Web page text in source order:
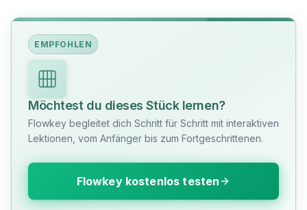
EMPFOHLEN
Möchtest du dieses Stück lernen?
Flowkey begleitet dich Schritt für Schritt mit interaktiven
Lektionen, vom Anfänger bis zum Fortgeschrittenen.
Flowkey kostenlos testen